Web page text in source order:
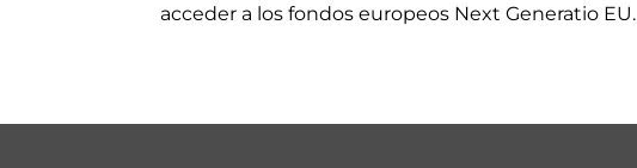
acceder a los fondos europeos Next Generatio EU.